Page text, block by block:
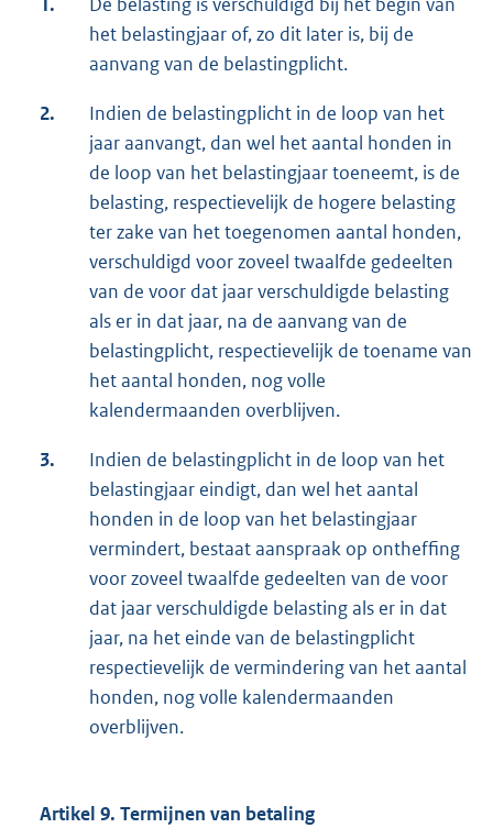
het belastingjaar of, zo dit later is, bij de
aanvang van de belastingplicht.
2.
Indien de belastingplicht in de loop van het
jaar aanvangt, dan wel het aantal honden in
de loop van het belastingjaar toeneemt, is de
belasting, respectievelijk de hogere belasting
ter zake van het toegenomen aantal honden,
verschuldigd voor zoveel twaalfde gedeelten
van de voor dat jaar verschuldigde belasting
als er in dat jaar, na de aanvang van de
belastingplicht, respectievelijk de toename van
het aantal honden, nog volle
kalendermaanden overblijven.
3.
Indien de belastingplicht in de loop van het
belastingjaar eindigt, dan wel het aantal
honden in de loop van het belastingjaar
vermindert, bestaat aanspraak op ontheffing
voor zoveel twaalfde gedeelten van de voor
dat jaar verschuldigde belasting als er in dat
jaar, na het einde van de belastingplicht
respectievelijk de vermindering van het aantal
honden, nog volle kalendermaanden
overblijven.
Artikel 9. Termijnen van betaling